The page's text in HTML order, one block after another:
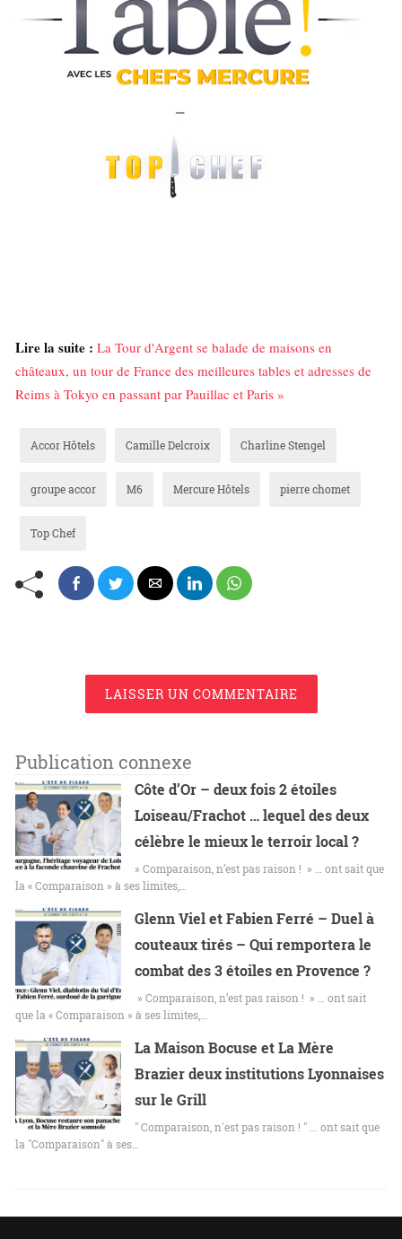
Lire la suite : La Tour d'Argent se balade de maisons en
châteaux, un tour de France des meilleures tables et adresses de
Reims à Tokyo en passant par Pauillac et Paris »
Accor Hôtels Camille Delcroix Charline Stengel
groupe accor M6 Mercure Hôtels pierre chomet
Top Chef
LAISSER UN COMMENTAIRE
Publication connexe
Côte d’Or – deux fois 2 étoiles
Loiseau/Frachot … lequel des deux
célèbre le mieux le terroir local ?
» Comparaison, n’est pas raison ! » … ont sait que
la « Comparaison » à ses limites,…
Glenn Viel et Fabien Ferré – Duel à
couteaux tirés – Qui remportera le
combat des 3 étoiles en Provence ?
» Comparaison, n’est pas raison ! » … ont sait
que la « Comparaison » à ses limites,…
La Maison Bocuse et La Mère
Brazier deux institutions Lyonnaises
sur le Grill
" Comparaison, n'est pas raison ! " ... ont sait que
la "Comparaison" à ses…